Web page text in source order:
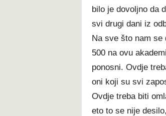
bilo je dovoljno da
svi drugi dani iz
Na sve što nam se
500 na ovu
ponosni. Ovdje
oni koji su svi
Ovdje treba biti
eto to se nije